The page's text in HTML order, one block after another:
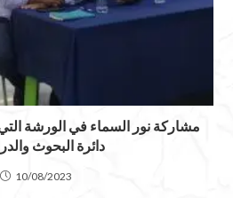
مشاركة نور السماء في الورشة
دائرة البحوث
10/08/2023